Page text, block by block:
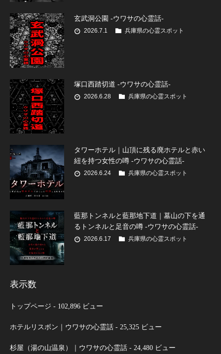
玄武洞公園 -ウワサの心霊話-
2026.7.1 兵庫県の心霊スポット
塚口西踏切道 -ウワサの心霊話-
2026.6.28 兵庫県の心霊スポット
タワーホテル｜山頂に残る廃ホテルと赤い
紐を持つ女性の噂 -ウワサの心霊話-
2026.6.24 兵庫県の心霊スポット
藍那トンネルと藍那地下道｜墓山の下を通
るトンネルと足音の噂 -ウワサの心霊話-
2026.6.17 兵庫県の心霊スポット
表示数
トップページ - 102,896 ビュー
ホテルリスボン｜ウワサの心霊話 - 25,325 ビュー
杉屋（湯の山温泉）｜ウワサの心霊話 - 24,480 ビュー